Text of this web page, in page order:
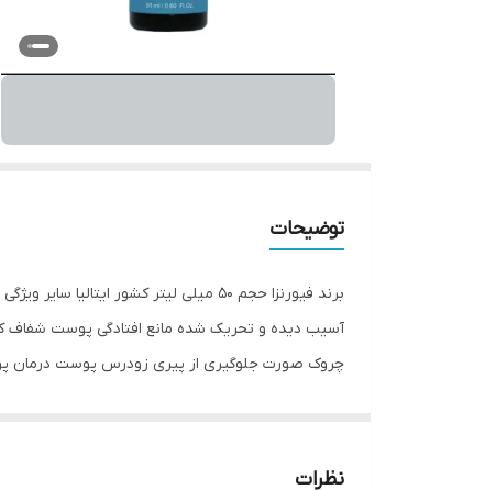
توضیحات
برند فیورنزا حجم 50 میلی لیتر
آسیب دیده و تحریک شده مانع افتادگی پوست شفاف
چروک صورت جلوگیری از پیری زودرس پوست درمان
نظرات